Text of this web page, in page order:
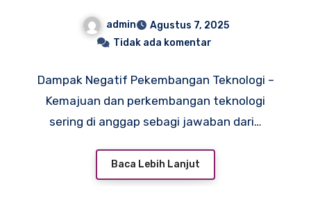
Di Bidang Ekonomi
admin
Agustus 7, 2025
Tidak ada komentar
Dampak Negatif Pekembangan Teknologi –
Kemajuan dan perkembangan teknologi
sering di anggap sebagi jawaban dari…
Baca Lebih Lanjut